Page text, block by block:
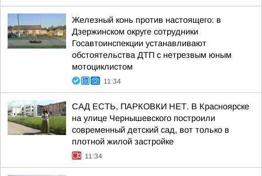
Железный конь против настоящего: в
Дзержинском округе сотрудники
Госавтоинспекции устанавливают
обстоятельства ДТП с нетрезвым юным
мотоциклистом
11:34
САД ЕСТЬ, ПАРКОВКИ НЕТ. В Красноярске
на улице Чернышевского построили
современный детский сад, вот только в
плотной жилой застройке
11:34